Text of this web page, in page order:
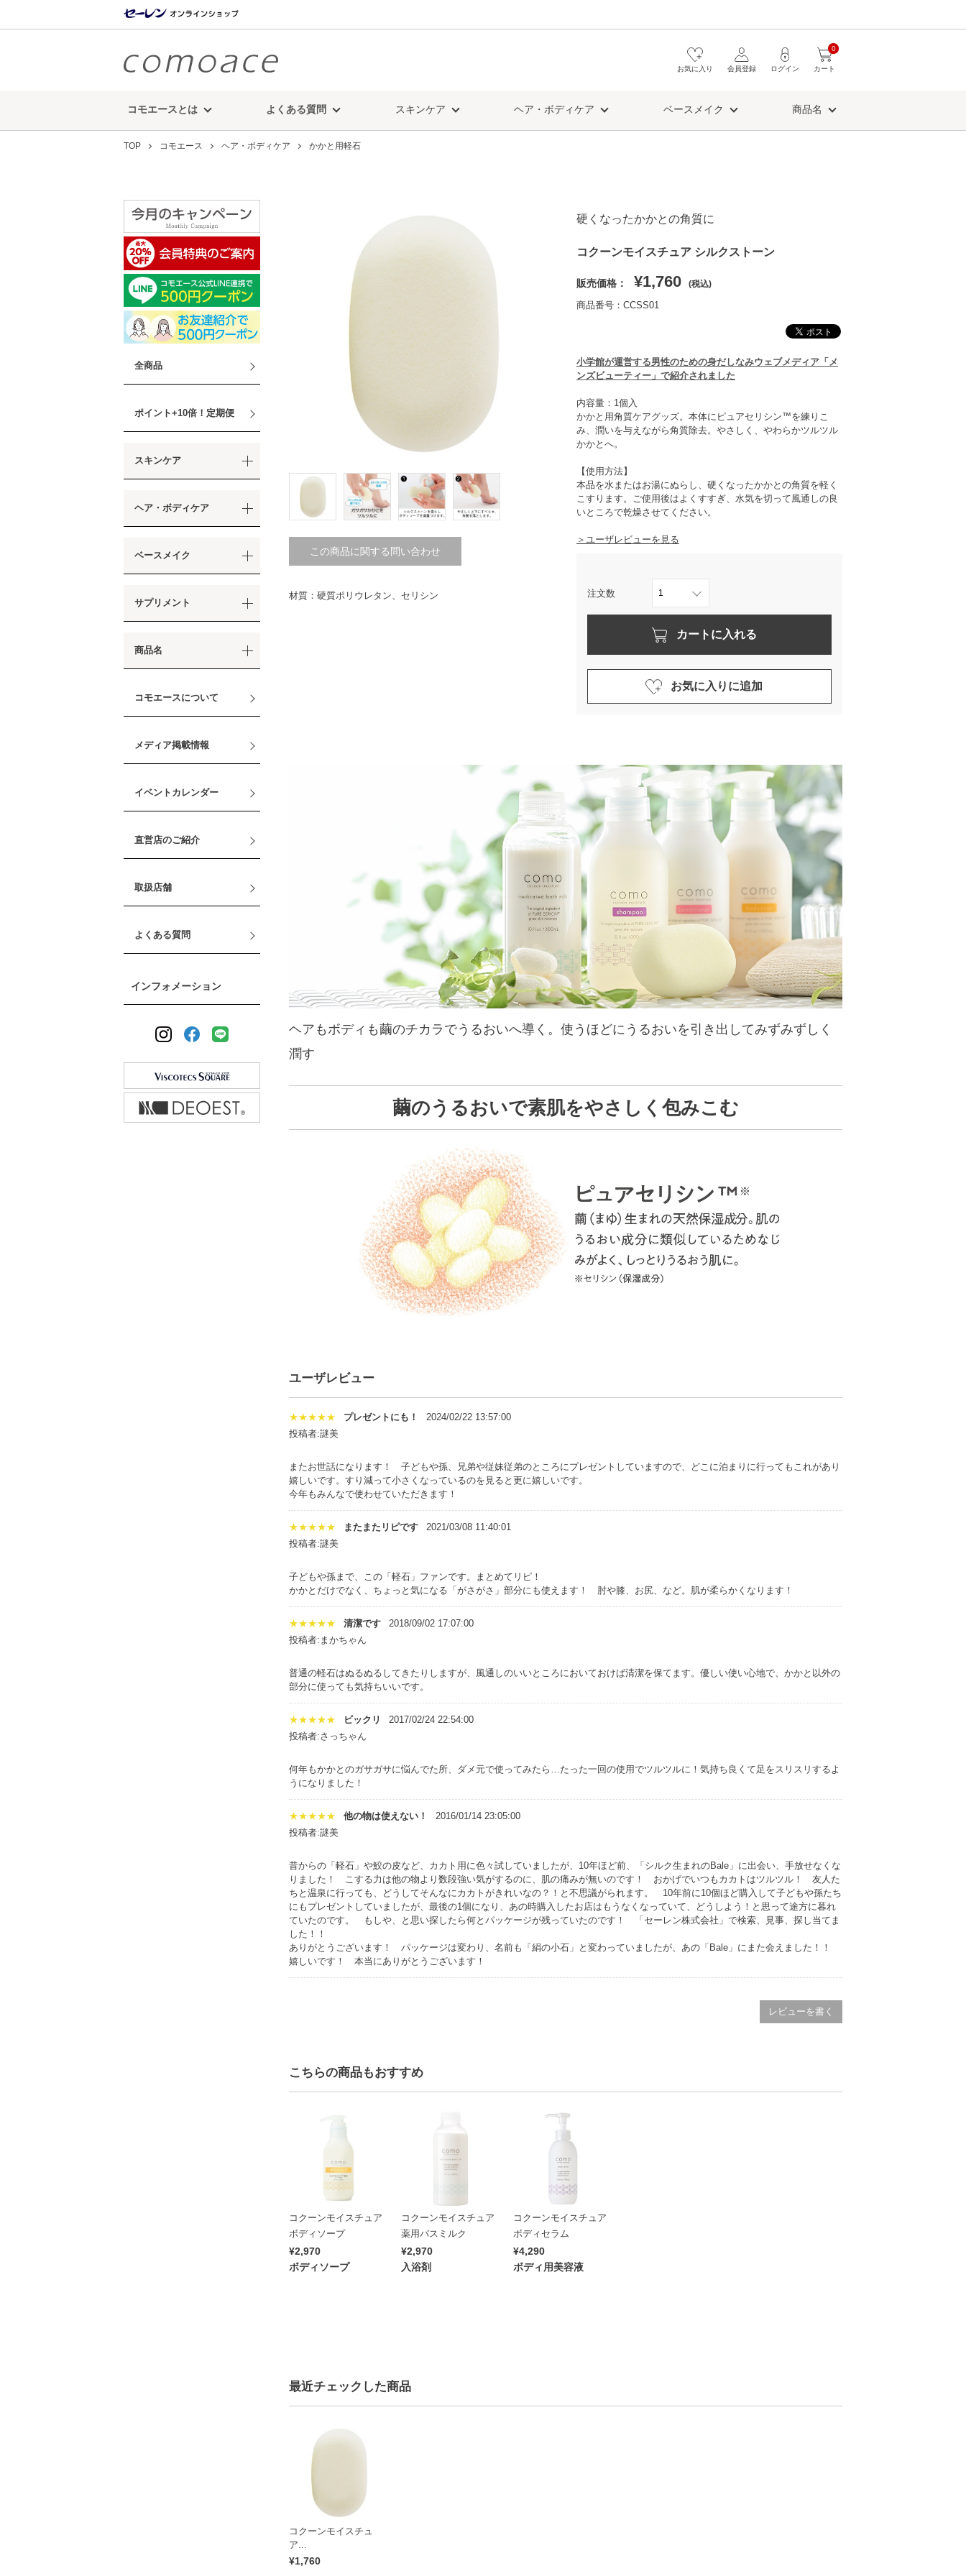
カート
0
ログイン
会員登録
お気に入り
コモエースとは よくある質問 スキンケア ヘア・ボディケア ベースメイク 商品名
TOP コモエース ヘア・ボディケア かかと用軽石
全商品
ポイント+10倍！定期便
スキンケア
ヘア・ボディケア
ベースメイク
サプリメント
商品名
コモエースについて
メディア掲載情報
イベントカレンダー
直営店のご紹介
取扱店舗
よくある質問
インフォメーション
この商品に関する問い合わせ
材質：硬質ポリウレタン、セリシン
硬くなったかかとの角質に
コクーンモイスチュア シルクストーン
販売価格： ¥1,760 (税込)
商品番号：CCSS01
小学館が運営する男性のための身だしなみウェブメディア「メ
ンズビューティー」で紹介されました
内容量：1個入
かかと用角質ケアグッズ。本体にピュアセリシン™を練りこ
み、潤いを与えながら角質除去。やさしく、やわらかツルツル
かかとへ。
【使用方法】
本品を水またはお湯にぬらし、硬くなったかかとの角質を軽く
こすります。ご使用後はよくすすぎ、水気を切って風通しの良
いところで乾燥させてください。
＞ユーザレビューを見る
注文数
カートに入れる
お気に入りに追加
ヘアもボディも繭のチカラでうるおいへ導く。使うほどにうるおいを引き出してみずみずしく
潤す
繭のうるおいで素肌をやさしく包みこむ
ユーザレビュー
★★★★★ プレゼントにも！
2024/02/22 13:57:00
投稿者:謎美
またお世話になります！ 子どもや孫、兄弟や従妹従弟のところにプレゼントしていますので、どこに泊まりに行ってもこれがあり
嬉しいです。すり減って小さくなっているのを見ると更に嬉しいです。
今年もみんなで使わせていただきます！
★★★★★ またまたリピです
2021/03/08 11:40:01
投稿者:謎美
子どもや孫まで、この「軽石」ファンです。まとめてリピ！
かかとだけでなく、ちょっと気になる「がさがさ」部分にも使えます！ 肘や膝、お尻、など。肌が柔らかくなります！
★★★★★ 清潔です
2018/09/02 17:07:00
投稿者:まかちゃん
普通の軽石はぬるぬるしてきたりしますが、風通しのいいところにおいておけば清潔を保てます。優しい使い心地で、かかと以外の
部分に使っても気持ちいいです。
★★★★★ ビックリ
2017/02/24 22:54:00
投稿者:さっちゃん
何年もかかとのガサガサに悩んでた所、ダメ元で使ってみたら…たった一回の使用でツルツルに！気持ち良くて足をスリスリするよ
うになりました！
★★★★★ 他の物は使えない！
2016/01/14 23:05:00
投稿者:謎美
昔からの「軽石」や鮫の皮など、カカト用に色々試していましたが、10年ほど前、「シルク生まれのBale」に出会い、手放せなくな
りました！ こする力は他の物より数段強い気がするのに、肌の痛みが無いのです！ おかげでいつもカカトはツルツル！ 友人た
ちと温泉に行っても、どうしてそんなにカカトがきれいなの？！と不思議がられます。 10年前に10個ほど購入して子どもや孫たち
にもプレゼントしていましたが、最後の1個になり、あの時購入したお店はもうなくなっていて、どうしよう！と思って途方に暮れ
ていたのです。 もしや、と思い探したら何とパッケージが残っていたのです！ 「セーレン株式会社」で検索、見事、探し当てま
した！！
ありがとうございます！ パッケージは変わり、名前も「絹の小石」と変わっていましたが、あの「Bale」にまた会えました！！
嬉しいです！ 本当にありがとうございます！
レビューを書く
こちらの商品もおすすめ
コクーンモイスチュア
ボディソープ
¥2,970
ボディソープ
コクーンモイスチュア
薬用バスミルク
¥2,970
入浴剤
コクーンモイスチュア
ボディセラム
¥4,290
ボディ用美容液
最近チェックした商品
コクーンモイスチュ
ア...
¥1,760